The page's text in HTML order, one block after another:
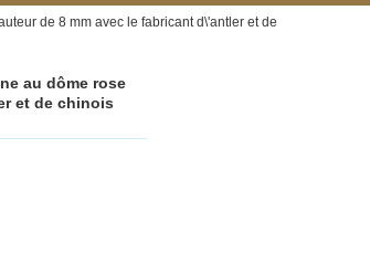
de 8 mm avec le fabricant d\'antler et de
au dôme rose
et de chinois